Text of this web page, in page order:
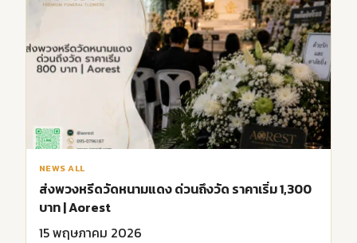
NEWS ALL
ส่งพวงหรีดวัดหนามแดง ด่วนถึงวัด ราคาเริ่ม 1,300
บาท | Aorest
15 พฤษภาคม 2026